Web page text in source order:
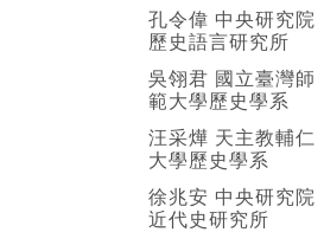
孔令偉 中央研究院
歷史語言研究所
吳翎君 國立臺灣師
範大學歷史學系
汪采燁 天主教輔仁
大學歷史學系
徐兆安 中央研究院
近代史研究所